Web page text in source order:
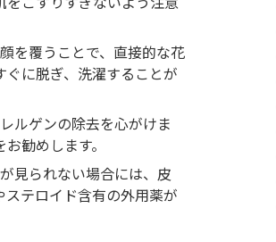
を覆うことで、直接的な花
に脱ぎ、洗濯することが
ルゲンの除去を心がけま
勧めします。
見られない場合には、皮
テロイド含有の外用薬が